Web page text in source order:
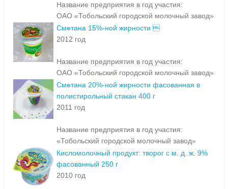
Название предприятия в год участия:
ОАО «Тобольский городской молочный завод»
Сметана 15%-ной жирности 
2012 год
Название предприятия в год участия:
ОАО «Тобольский городской молочный завод»
Сметана 20%-ной жирности фасованная в
полистирольный стакан 400 г
2011 год
Название предприятия в год участия:
«Тобольский городской молочный завод»
Кисломолочный продукт: творог с м. д. ж. 9%
фасованный 250 г
2010 год